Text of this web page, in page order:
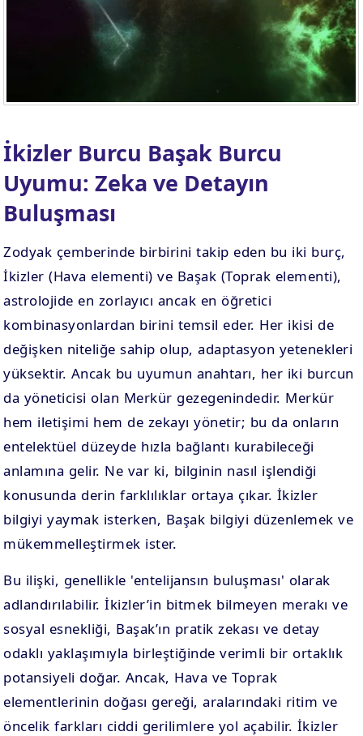
İkizler Burcu Başak Burcu
Uyumu: Zeka ve Detayın
Buluşması
Zodyak çemberinde birbirini takip eden bu iki burç,
İkizler (Hava elementi) ve Başak (Toprak elementi),
astrolojide en zorlayıcı ancak en öğretici
kombinasyonlardan birini temsil eder. Her ikisi de
değişken niteliğe sahip olup, adaptasyon yetenekleri
yüksektir. Ancak bu uyumun anahtarı, her iki burcun
da yöneticisi olan Merkür gezegenindedir. Merkür
hem iletişimi hem de zekayı yönetir; bu da onların
entelektüel düzeyde hızla bağlantı kurabileceği
anlamına gelir. Ne var ki, bilginin nasıl işlendiği
konusunda derin farklılıklar ortaya çıkar. İkizler
bilgiyi yaymak isterken, Başak bilgiyi düzenlemek ve
mükemmelleştirmek ister.
Bu ilişki, genellikle 'entelijansın buluşması' olarak
adlandırılabilir. İkizler’in bitmek bilmeyen merakı ve
sosyal esnekliği, Başak’ın pratik zekası ve detay
odaklı yaklaşımıyla birleştiğinde verimli bir ortaklık
potansiyeli doğar. Ancak, Hava ve Toprak
elementlerinin doğası gereği, aralarındaki ritim ve
öncelik farkları ciddi gerilimlere yol açabilir. İkizler